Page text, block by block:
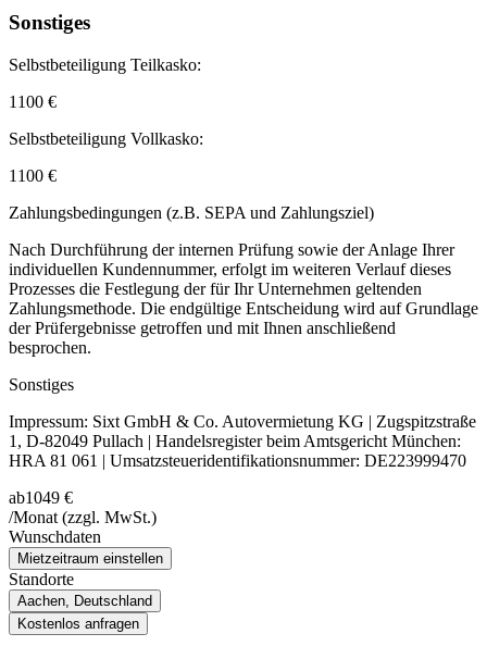
Sonstiges
Selbstbeteiligung Teilkasko:
1100 €
Selbstbeteiligung Vollkasko:
1100 €
Zahlungsbedingungen (z.B. SEPA und Zahlungsziel)
Nach Durchführung der internen Prüfung sowie der Anlage Ihrer
individuellen Kundennummer, erfolgt im weiteren Verlauf dieses
Prozesses die Festlegung der für Ihr Unternehmen geltenden
Zahlungsmethode. Die endgültige Entscheidung wird auf Grundlage
der Prüfergebnisse getroffen und mit Ihnen anschließend
besprochen.
Sonstiges
Impressum: Sixt GmbH & Co. Autovermietung KG | Zugspitzstraße
1, D-82049 Pullach | Handelsregister beim Amtsgericht München:
HRA 81 061 | Umsatzsteueridentifikationsnummer: DE223999470
ab1049 €
/Monat (zzgl. MwSt.)
Wunschdaten
Mietzeitraum einstellen
Standorte
Aachen, Deutschland
Kostenlos anfragen